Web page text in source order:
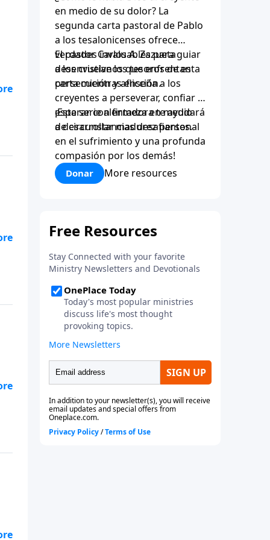
en medio de su dolor? La
segunda carta pastoral de Pablo
a los tesalonicenses ofrece
verdades invaluables para guiar
a los cristianos que enfrentan
persecución y aflicción.
El pastor Carlos A. Zazueta
desenvuelve los tesoros de esta
carta mientras enseña a los
creyentes a perseverar, confiar y
esperar con firmeza en medio
de circunstancias desafiantes.
¡Esta serie alentadora te ayudará
a desarrollar madurez personal
en el sufrimiento y una profunda
compasión por los demás!
Donar More resources